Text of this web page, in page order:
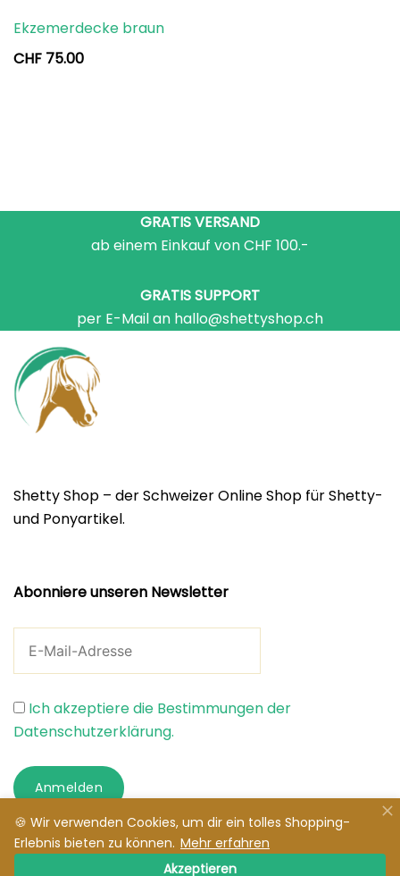
Ekzemerdecke braun
CHF 75.00
GRATIS VERSAND
ab einem Einkauf von CHF 100.-
GRATIS SUPPORT
per E-Mail an hallo@shettyshop.ch
Shetty Shop – der Schweizer Online Shop für Shetty-
und Ponyartikel.
Abonniere unseren Newsletter
Ich akzeptiere die Bestimmungen der
Datenschutzerklärung.
Anmelden
🍪 Wir verwenden Cookies, um dir ein tolles Shopping-
Erlebnis bieten zu können. Mehr erfahren
Akzeptieren